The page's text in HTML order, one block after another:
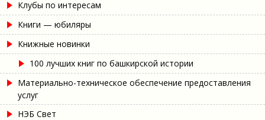
Клубы по интересам
Книги — юбиляры
Книжные новинки
100 лучших книг по башкирской истории
Материально-техническое обеспечение предоставления
услуг
НЭБ Свет